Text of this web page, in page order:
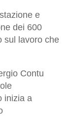
e
dei 600
sul lavoro che
Contu
inizia a